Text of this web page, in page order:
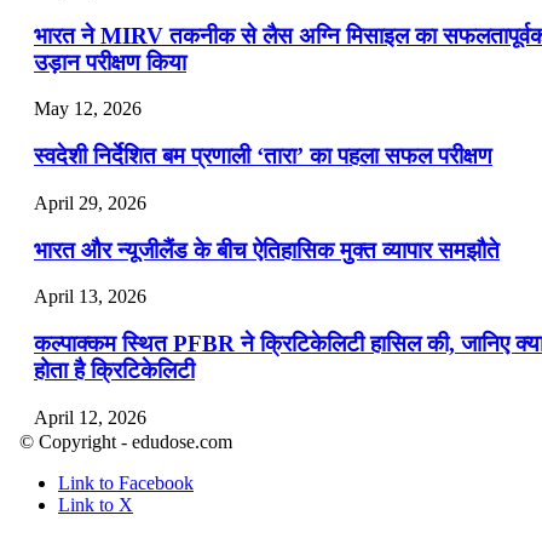
भारत ने MIRV तकनीक से लैस अग्नि मिसाइल का
उड़ान परीक्षण किया
May 12, 2026
स्वदेशी निर्देशित बम प्रणाली ‘तारा’ का पहला सफल परीक्षण
April 29, 2026
भारत और न्यूजीलैंड के बीच ऐतिहासिक मुक्त व्यापार समझौते
April 13, 2026
कल्पाक्कम स्थित PFBR ने क्रिटिकेलिटी हासिल की, जानिए
होता है क्रिटिकेलिटी
April 12, 2026
April 9, 2026
© Copyright - edudose.com
Link to Facebook
Link to X